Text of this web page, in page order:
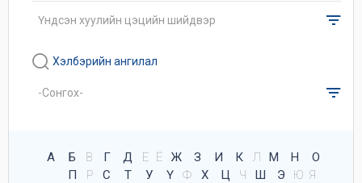
Хэлбэрийн ангилал
А Б В Г Д Е Ё Ж З И К Л М Н
О
П
Р С Т У Ү Ф Х Ц Ч Ш Э Ю Я